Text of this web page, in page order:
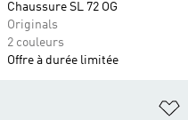
Chaussure SL 72 OG
Originals
2 couleurs
Offre à durée limitée